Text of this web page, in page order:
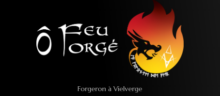
Forgeron à Vielverge